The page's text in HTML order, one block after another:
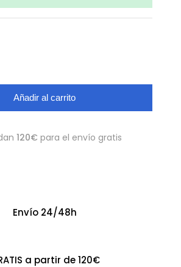
Añadir al carrito
120€ para el envío gratis
Envío 24/48h
a partir de 120€